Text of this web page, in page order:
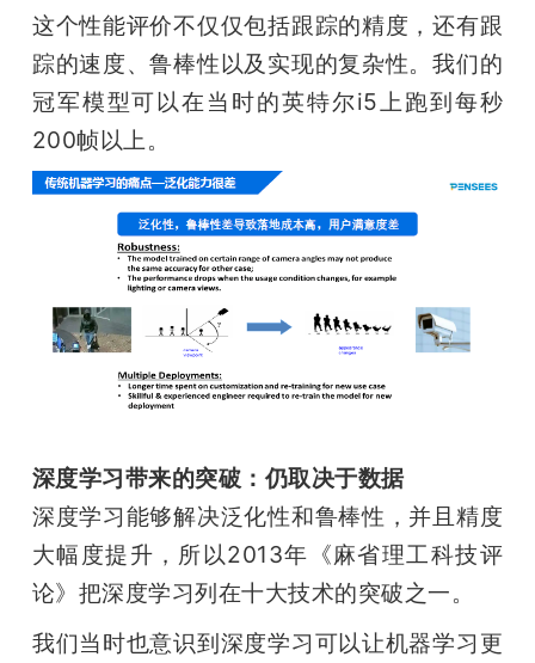
这个性能评价不仅仅包括跟踪的精度，还有跟
踪的速度、鲁棒性以及实现的复杂性。我们的
冠军模型可以在当时的英特尔i5上跑到每秒
200帧以上。
深度学习带来的突破：仍取决于数据
深度学习能够解决泛化性和鲁棒性，并且精度
大幅度提升，所以2013年《麻省理工科技评
论》把深度学习列在十大技术的突破之一。
我们当时也意识到深度学习可以让机器学习更